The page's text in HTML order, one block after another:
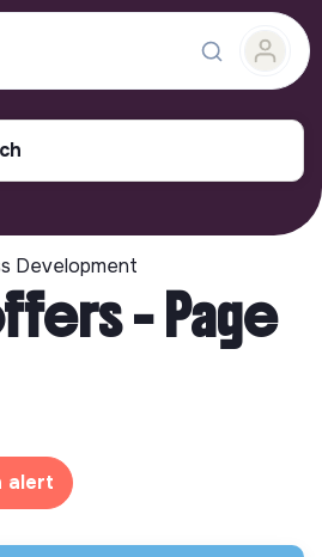
Development
- Page
alert